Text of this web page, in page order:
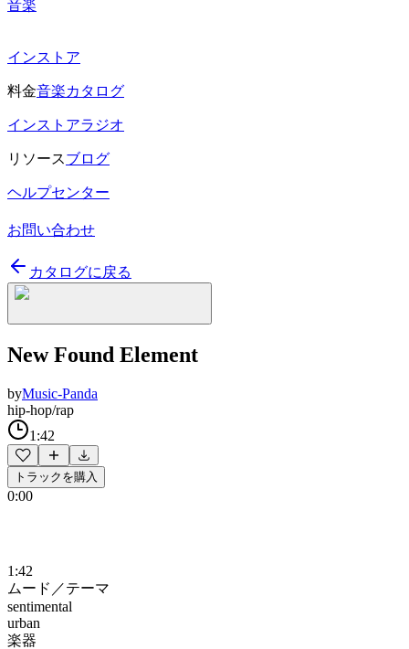
音楽
インストア
料金音楽カタログ
インストアラジオ
リソースブログ
ヘルプセンター
お問い合わせ
カタログに戻る
New Found Element
byMusic-Panda
hip-hop/rap
1:42
トラックを購入
0:00
1:42
ムード／テーマ
sentimental
urban
楽器